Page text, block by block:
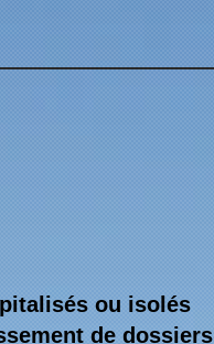
ou isolés
de dossiers